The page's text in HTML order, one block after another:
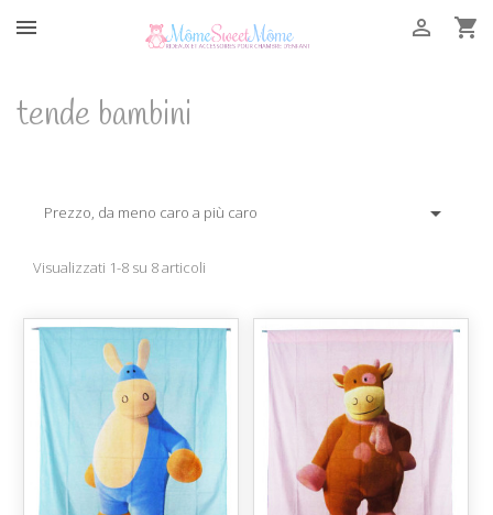
 

tende bambini
Prezzo, da meno caro a più caro 
Visualizzati 1-8 su 8 articoli